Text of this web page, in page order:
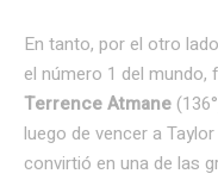
En tanto, por el otro
el número 1 del
Terrence Atmane
luego de vencer a
convirtió en una de las